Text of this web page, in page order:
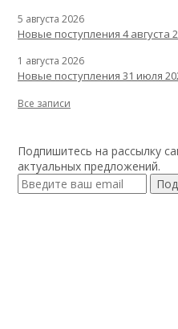
5 августа 2026
Новые поступления 4 августа
1 августа 2026
Новые поступления 31 июля
Все записи
Подпишитесь на рассылку
актуальных предложений.